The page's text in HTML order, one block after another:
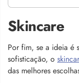
Skincare
Por fim, se a ideia é
sofisticação, o
das melhores